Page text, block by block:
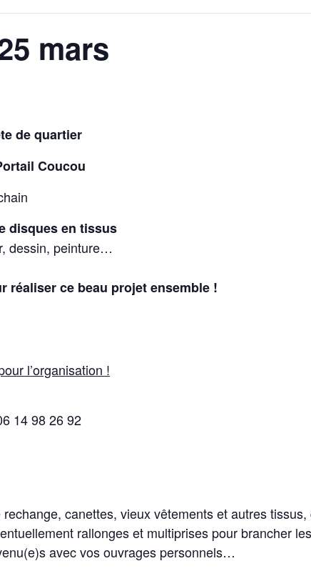
mars
de quartier
Coucou
disquesen tissus
dessin, peinture…
réaliser ce beau projet ensemble !
l’organisation !
14 98 26 92
canettes, vieux vêtements et autres
rallonges et multiprises pour brancher
avec vos ouvrages personnels…